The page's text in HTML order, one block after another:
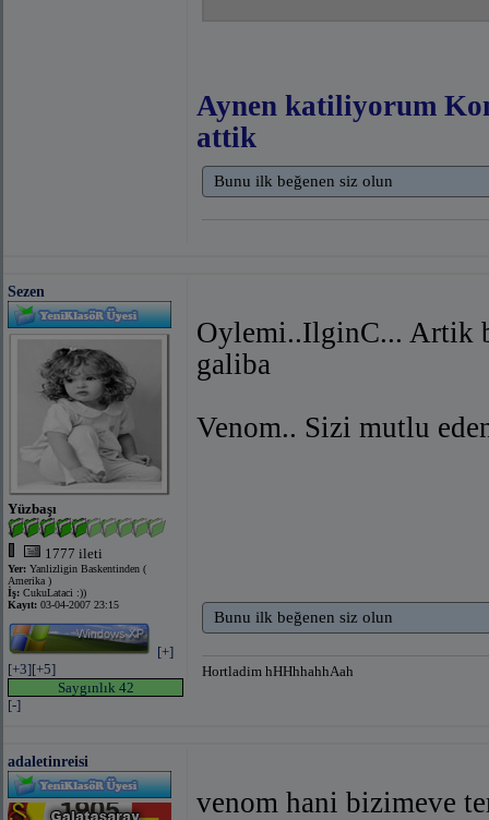
Aynen katiliyorum
attik
Bunu ilk beğenen siz olun
Sezen
Yüzbaşı
1777 ileti
Yer: Yanlizligin Baskentinden (
Amerika )
İş: CukuLataci :))
Kayıt: 03-04-2007 23:15
[+]
[+3][+5]
Saygınlık 42
[-]
Oylemi..IlginC... Artik
galiba
Venom.. Sizi mutlu
Bunu ilk beğenen siz olun
Hortladim hHHhhahhAah
adaletinreisi
venom hani bizimeve